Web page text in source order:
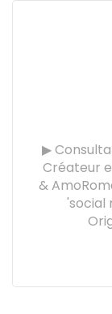
▶
Créateur
&
'social